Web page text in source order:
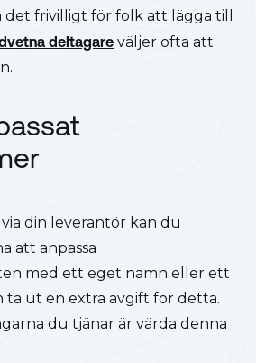
det frivilligt för folk att lägga till
deltagare väljer ofta att
din leverantör kan du
att anpassa
med ett eget namn eller ett
ut en extra avgift för detta.
du tjänar är värda denna